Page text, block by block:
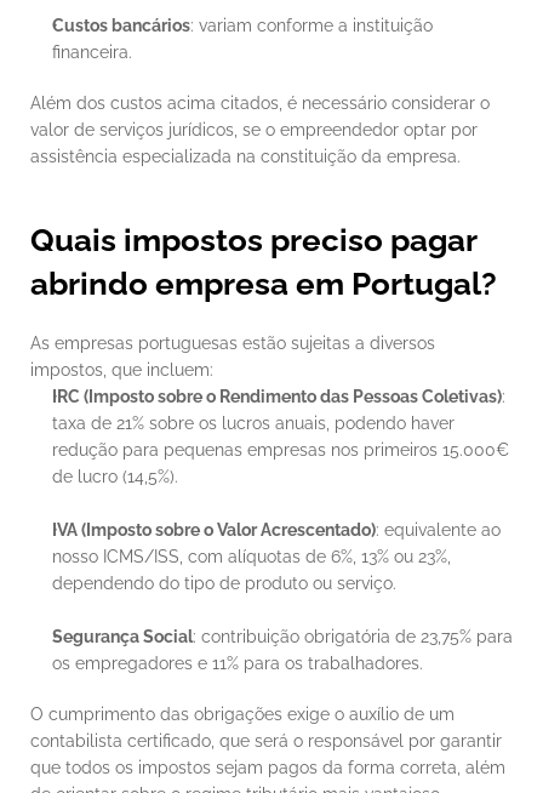
Custos bancários: variam conforme a instituição
financeira.
Além dos custos acima citados, é necessário considerar o
valor de serviços jurídicos, se o empreendedor optar por
assistência especializada na constituição da empresa.
Quais impostos preciso pagar
abrindo empresa em Portugal?
As empresas portuguesas estão sujeitas a diversos
impostos, que incluem:
IRC (Imposto sobre o Rendimento das Pessoas Coletivas):
taxa de 21% sobre os lucros anuais, podendo haver
redução para pequenas empresas nos primeiros 15.000€
de lucro (14,5%).
IVA (Imposto sobre o Valor Acrescentado): equivalente ao
nosso ICMS/ISS, com alíquotas de 6%, 13% ou 23%,
dependendo do tipo de produto ou serviço.
Segurança Social: contribuição obrigatória de 23,75% para
os empregadores e 11% para os trabalhadores.
O cumprimento das obrigações exige o auxílio de um
contabilista certificado, que será o responsável por garantir
que todos os impostos sejam pagos da forma correta, além